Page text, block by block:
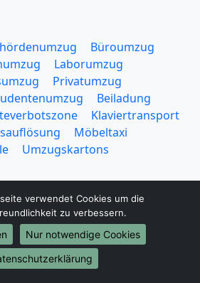
Büroumzug
Laborumzug
Privatumzug
Beiladung
Klaviertransport
Möbeltaxi
Umzugskartons
Belarus
verwendet Cookies um die
zu verbessern.
Nur notwendige Cookies